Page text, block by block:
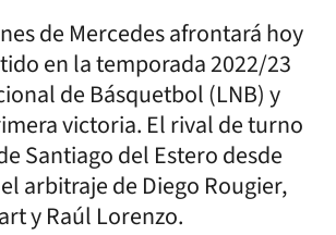
de Mercedes afrontará hoy
en la temporada 2022/23
de Básquetbol (LNB) y
victoria. El rival de turno
Santiago del Estero desde
arbitraje de Diego Rougier,
y Raúl Lorenzo.